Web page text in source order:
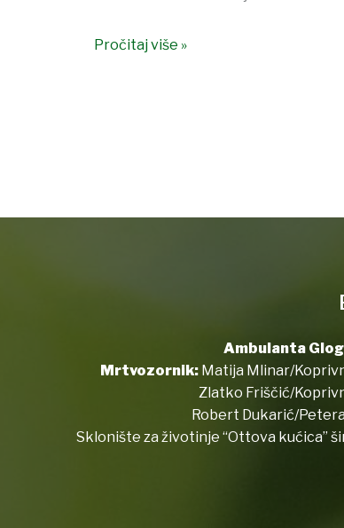
Pročitaj više »
Ambulanta
Mrtvozornik: Matija Mlinar/
Zlatko Friščić/
Robert Dukarić/
Sklonište za životinje “Ottova kućica”